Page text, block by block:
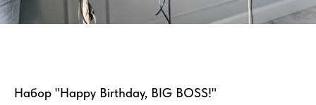
Набор "Happy Birthday, BIG BOSS!"